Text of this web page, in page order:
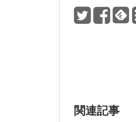
関連記事